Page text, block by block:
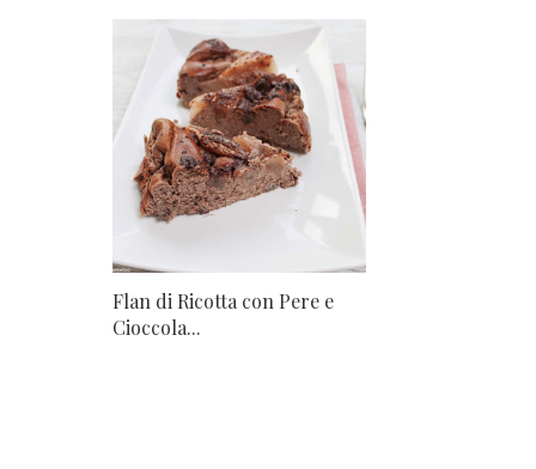
Flan di Ricotta con Pere e
Cioccola...